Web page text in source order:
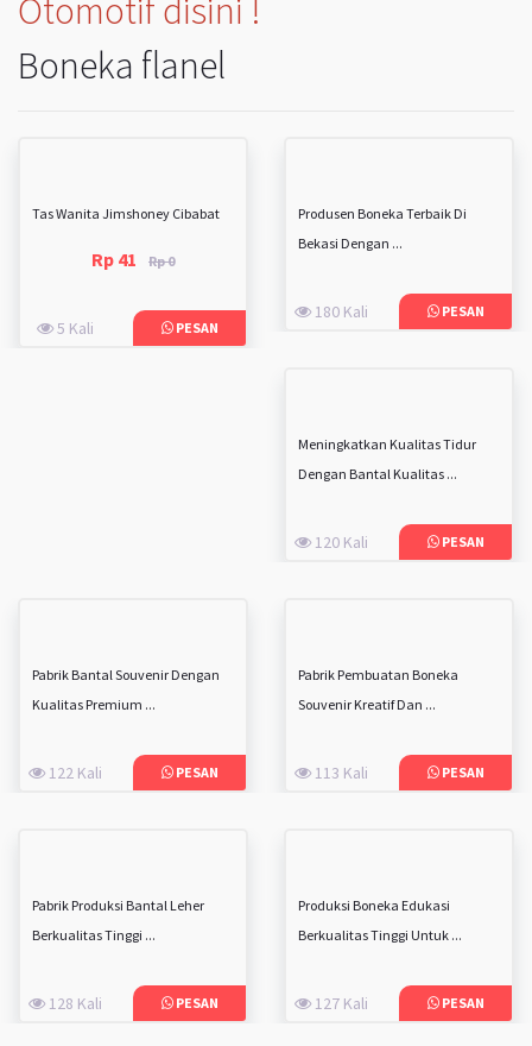
Otomotif disini !
Boneka flanel
Tas Wanita Jimshoney Cibabat
Rp 41 Rp 0
5 Kali PESAN
Produsen Boneka Terbaik Di
Bekasi Dengan ...
180 Kali PESAN
Meningkatkan Kualitas Tidur
Dengan Bantal Kualitas ...
120 Kali PESAN
Pabrik Bantal Souvenir Dengan
Kualitas Premium ...
122 Kali PESAN
Pabrik Pembuatan Boneka
Souvenir Kreatif Dan ...
113 Kali PESAN
Pabrik Produksi Bantal Leher
Berkualitas Tinggi ...
128 Kali PESAN
Produksi Boneka Edukasi
Berkualitas Tinggi Untuk ...
127 Kali PESAN